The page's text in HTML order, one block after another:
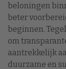
beloningen
beter
beginnen.
om
aantrekkelijk
duurzame en